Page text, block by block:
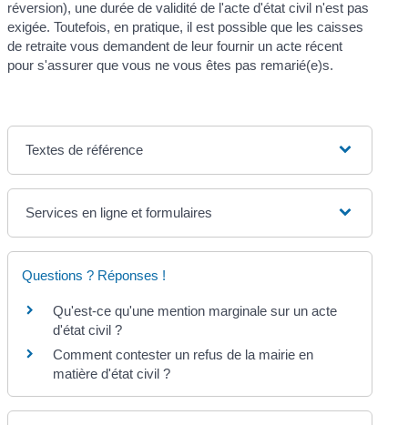
réversion), une durée de validité de l'acte d'état civil n'est pas
exigée. Toutefois, en pratique, il est possible que les caisses
de retraite vous demandent de leur fournir un acte récent
pour s'assurer que vous ne vous êtes pas remarié(e)s.
Textes de référence
Services en ligne et formulaires
Questions ? Réponses !
Qu'est-ce qu'une mention marginale sur un acte
d'état civil ?
Comment contester un refus de la mairie en
matière d'état civil ?